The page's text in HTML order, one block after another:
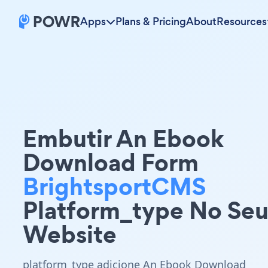
Apps Plans & PricingAboutResources
Embutir An Ebook
Download Form
BrightsportCMS
Platform_type No Seu
Website
platform_type adicione An Ebook Download